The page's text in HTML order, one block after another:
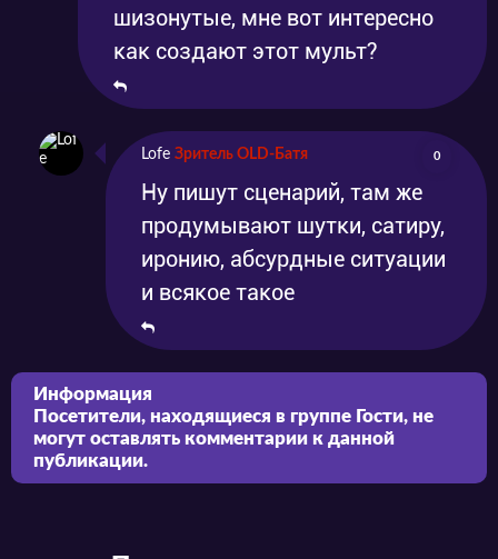
шизонутые, мне вот интересно
как создают этот мульт?
Lofe Зритель OLD-Батя 0
Ну пишут сценарий, там же
продумывают шутки, сатиру,
иронию, абсурдные ситуации
и всякое такое
Информация
Посетители, находящиеся в группе Гости, не
могут оставлять комментарии к данной
публикации.